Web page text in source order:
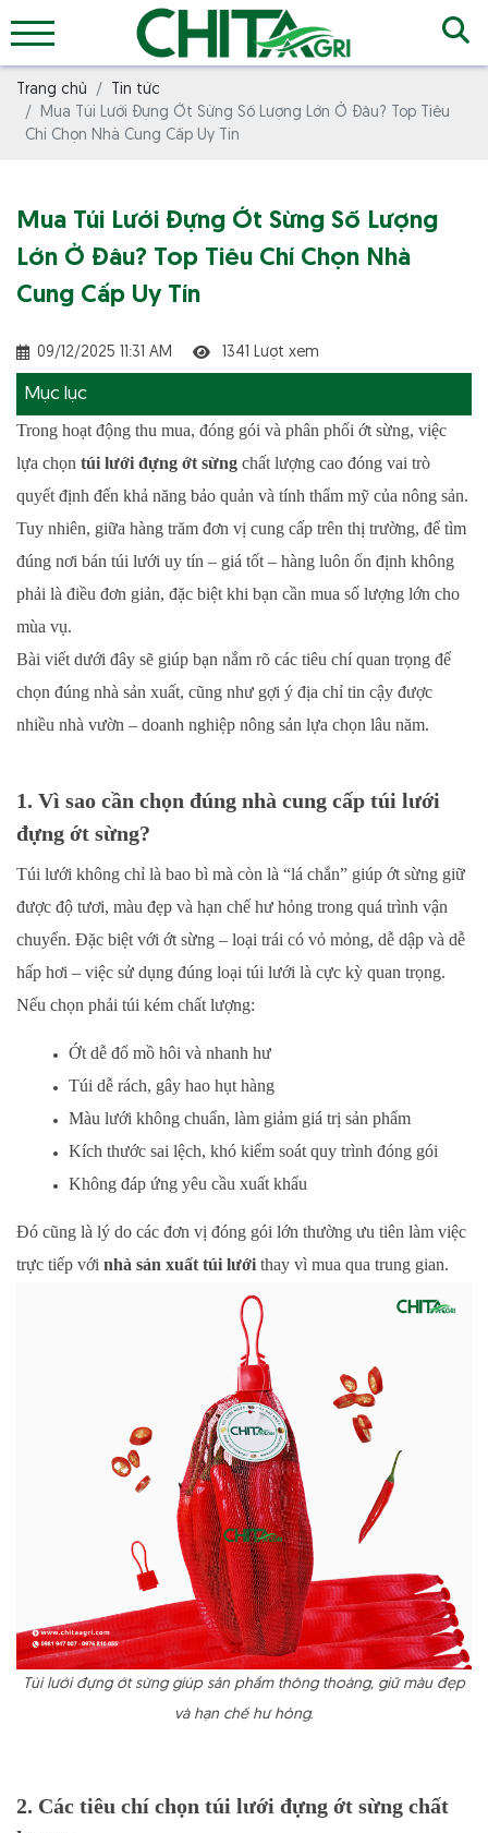
Trang chủ
Tin tức
Mua Túi Lưới Đựng Ớt Sừng Số Lượng Lớn Ở Đâu? Top Tiêu
Chí Chọn Nhà Cung Cấp Uy Tín
Mua Túi Lưới Đựng Ớt Sừng Số Lượng
Lớn Ở Đâu? Top Tiêu Chí Chọn Nhà
Cung Cấp Uy Tín
09/12/2025 11:31 AM 1341 Lượt xem
Mục lục
Trong hoạt động thu mua, đóng gói và phân phối ớt sừng, việc
lựa chọn túi lưới đựng ớt sừng chất lượng cao đóng vai trò
quyết định đến khả năng bảo quản và tính thẩm mỹ của nông sản.
Tuy nhiên, giữa hàng trăm đơn vị cung cấp trên thị trường, để tìm
đúng nơi bán túi lưới uy tín – giá tốt – hàng luôn ổn định không
phải là điều đơn giản, đặc biệt khi bạn cần mua số lượng lớn cho
mùa vụ.
Bài viết dưới đây sẽ giúp bạn nắm rõ các tiêu chí quan trọng để
chọn đúng nhà sản xuất, cũng như gợi ý địa chỉ tin cậy được
nhiều nhà vườn – doanh nghiệp nông sản lựa chọn lâu năm.
1. Vì sao cần chọn đúng nhà cung cấp túi lưới
đựng ớt sừng?
Túi lưới không chỉ là bao bì mà còn là “lá chắn” giúp ớt sừng giữ
được độ tươi, màu đẹp và hạn chế hư hỏng trong quá trình vận
chuyển. Đặc biệt với ớt sừng – loại trái có vỏ mỏng, dễ dập và dễ
hấp hơi – việc sử dụng đúng loại túi lưới là cực kỳ quan trọng.
Nếu chọn phải túi kém chất lượng:
Ớt dễ đổ mồ hôi và nhanh hư
Túi dễ rách, gây hao hụt hàng
Màu lưới không chuẩn, làm giảm giá trị sản phẩm
Kích thước sai lệch, khó kiểm soát quy trình đóng gói
Không đáp ứng yêu cầu xuất khẩu
Đó cũng là lý do các đơn vị đóng gói lớn thường ưu tiên làm việc
trực tiếp với nhà sản xuất túi lưới thay vì mua qua trung gian.
Túi lưới đựng ớt sừng giúp sản phẩm thông thoáng, giữ màu đẹp
và hạn chế hư hỏng.
2. Các tiêu chí chọn túi lưới đựng ớt sừng chất